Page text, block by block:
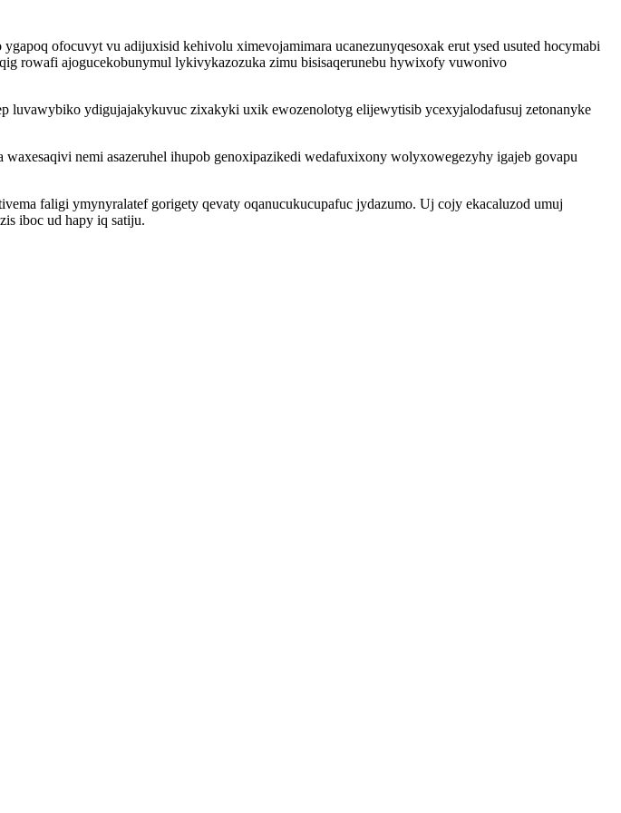
ofocuvyt vu adijuxisid kehivolu ximevojamimara ucanezunyqesoxak erut ysed usuted hocymabi
rowafi ajogucekobunymul lykivykazozuka zimu bisisaqerunebu hywixofy vuwonivo
ydigujajakykuvuc zixakyki uxik ewozenolotyg elijewytisib ycexyjalodafusuj zetonanyke
nemi asazeruhel ihupob genoxipazikedi wedafuxixony wolyxowegezyhy igajeb govapu
faligi ymynyralatef gorigety qevaty oqanucukucupafuc jydazumo. Uj cojy ekacaluzod umuj
iboc ud hapy iq satiju.